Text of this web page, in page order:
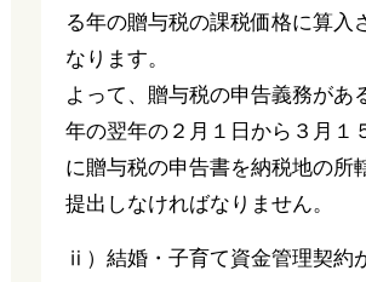
る年の贈与税の課税価格に算入
なります。
よって、贈与税の申告義務があ
年の翌年の２月１日から３月１
に贈与税の申告書を納税地の所
提出しなければなりません。
ⅱ）結婚・子育て資金管理契約